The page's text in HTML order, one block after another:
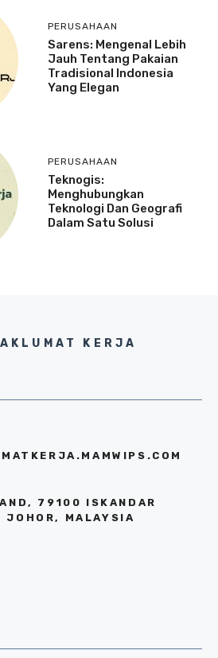
PERUSAHAAN
Sarens: Mengenal Lebih
Jauh Tentang Pakaian
Tradisional Indonesia
Yang Elegan
PERUSAHAAN
Teknogis:
Menghubungkan
Teknologi Dan Geografi
Dalam Satu Solusi
KERJA
79100 ISKANDAR
JOHOR, MALAYSIA